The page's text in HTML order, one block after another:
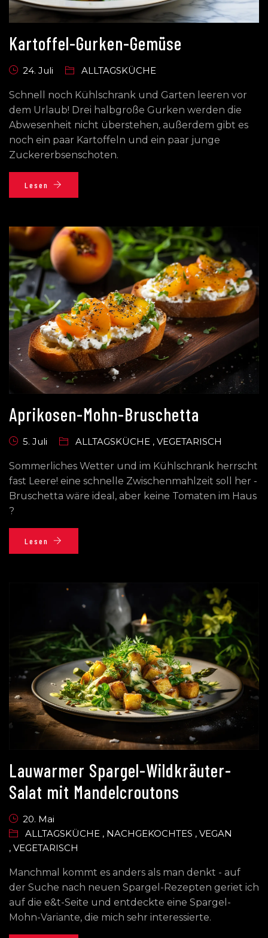
Kartoffel-Gurken-Gemüse
24. Juli ALLTAGSKÜCHE
Schnell noch Kühlschrank und Garten leeren vor
dem Urlaub! Drei halbgroße Gurken werden die
Abwesenheit nicht überstehen, außerdem gibt es
noch ein paar Kartoffeln und ein paar junge
Zuckererbsenschoten.
Lesen
Aprikosen-Mohn-Bruschetta
5. Juli ALLTAGSKÜCHE , VEGETARISCH
Sommerliches Wetter und im Kühlschrank herrscht
fast Leere! eine schnelle Zwischenmahlzeit soll her -
Bruschetta wäre ideal, aber keine Tomaten im Haus
?
Lesen
Lauwarmer Spargel-Wildkräuter-
Salat mit Mandelcroutons
20. Mai
ALLTAGSKÜCHE , NACHGEKOCHTES , VEGAN
, VEGETARISCH
Manchmal kommt es anders als man denkt - auf
der Suche nach neuen Spargel-Rezepten geriet ich
auf die e&t-Seite und entdeckte eine Spargel-
Mohn-Variante, die mich sehr interessierte.